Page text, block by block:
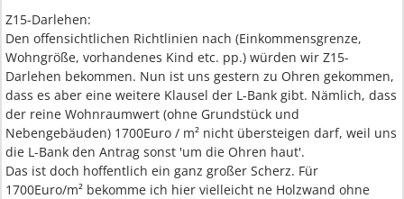
Z15-Darlehen:
Den offensichtlichen Richtlinien nach (Einkommensgrenze,
Wohngröße, vorhandenes Kind etc. pp.) würden wir Z15-
Darlehen bekommen. Nun ist uns gestern zu Ohren gekommen,
dass es aber eine weitere Klausel der L-Bank gibt. Nämlich, dass
der reine Wohnraumwert (ohne Grundstück und
Nebengebäuden) 1700Euro / m² nicht übersteigen darf, weil uns
die L-Bank den Antrag sonst 'um die Ohren haut'.
Das ist doch hoffentlich ein ganz großer Scherz. Für
1700Euro/m² bekomme ich hier vielleicht ne Holzwand ohne